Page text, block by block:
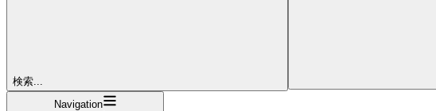
検索...
Navigation